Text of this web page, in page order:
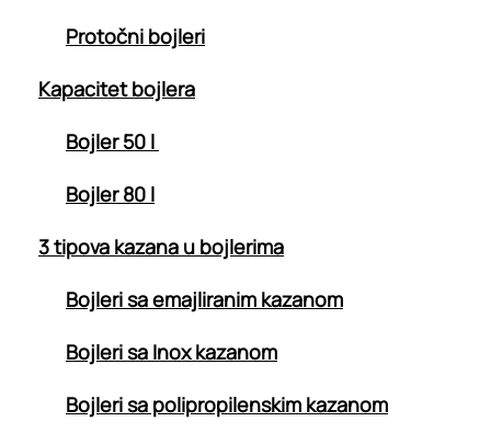
Protočni bojleri
Kapacitet bojlera
Bojler 50 l
Bojler 80 l
3 tipova kazana u bojlerima
Bojleri sa emajliranim kazanom
Bojleri sa Inox kazanom
Bojleri sa polipropilenskim kazanom